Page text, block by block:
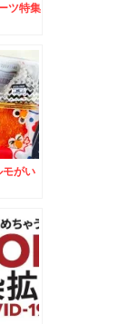
ツ特集
モがい